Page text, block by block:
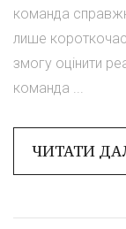
команда
лише
змогу оцінити
команда ...
ЧИТАТИ